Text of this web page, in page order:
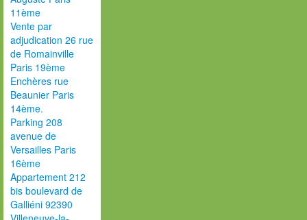
11ème
Vente par
adjudication 26 rue
de Romainville
Paris 19ème
Enchères rue
Beaunier Paris
14ème.
Parking 208
avenue de
Versailles Paris
16ème
Appartement 212
bis boulevard de
Galliéni 92390